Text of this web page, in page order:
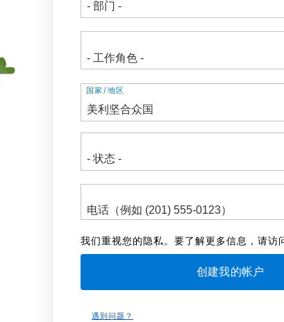
地
址
国家/地区
我们重视您的隐私。要了解更多信息，请访
遇到问题？